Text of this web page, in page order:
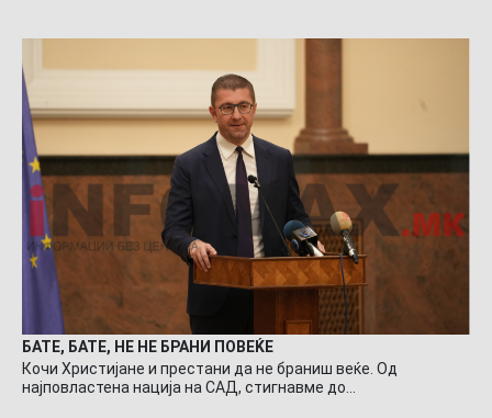
БАТЕ, БАТЕ, НЕ НЕ БРАНИ ПОВЕЌЕ
Кочи Христијане и престани да не браниш веќе. Од
најповластена нација на САД, стигнавме до…